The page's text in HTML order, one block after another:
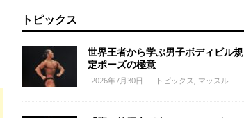
トピックス
世界王者から学ぶ男子ボディビル規
定ポーズの極意
2026年7月30日 トピックス マッスル